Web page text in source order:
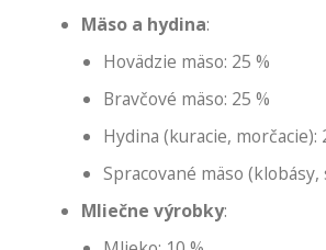
Mäso a hydina:
Hovädzie mäso: 25 %
Bravčové mäso: 25 %
Hydina (kuracie, morčacie):
Spracované mäso (klobásy,
Mliečne výrobky: